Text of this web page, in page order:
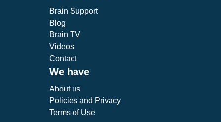
Brain Support
Blog
Brain TV
Videos
Contact
We have
About us
Policies and Privacy
Terms of Use